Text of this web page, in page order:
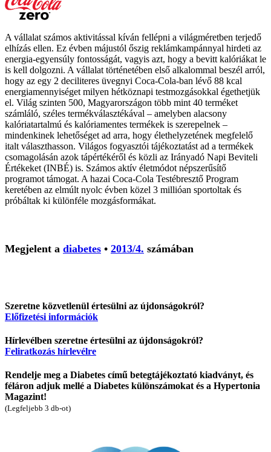
A vállalat számos aktivitással kíván fellépni a világméretben terjedő
elhízás ellen. Ez évben májustól őszig reklámkampánnyal hirdeti az
energia-egyensúly fontosságát, vagyis azt, hogy a bevitt kalóriákat le
is kell dolgozni. A vállalat történetében első alkalommal beszél arról,
hogy az egy 2 deciliteres üvegnyi Coca-Cola-ban lévő 88 kcal
energiamennyiséget milyen hétköznapi testmozgásokkal égethetjük
el. Világ szinten 500, Magyarországon több mint 40 terméket
számláló, széles termékválasztékával – amelyben alacsony
kalóriatartalmú és kalóriamentes termékek is szerepelnek –
mindenkinek lehetőséget ad arra, hogy élethelyzetének megfelelő
italt választhasson. Világos fogyasztói tájékoztatást ad a termékek
csomagolásán azok tápértékéről és közli az Irányadó Napi Beviteli
Értékeket (INBÉ) is. Számos aktív életmódot népszerűsítő
programot támogat. A hazai Coca-Cola Testébresztő Program
keretében az elmúlt nyolc évben közel 3 millióan sportoltak és
próbáltak ki különféle mozgásformákat.
Megjelent a diabetes • 2013/4. számában
Szeretne közvetlenül értesülni az újdonságokról?
Előfizetési információk
Hírlevélben szeretne értesülni az újdonságokról?
Feliratkozás hírlevélre
Rendelje meg a Diabetes című betegtájékoztató kiadványt, és
féláron adjuk mellé a Diabetes különszámokat és a Hypertonia
Magazint!
(Legfeljebb 3 db-ot)